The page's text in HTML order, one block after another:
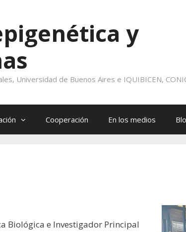
y
Universidad de Buenos Aires e IQUIBICEN,
Cooperación En los medios
Biológica e Investigador Principal